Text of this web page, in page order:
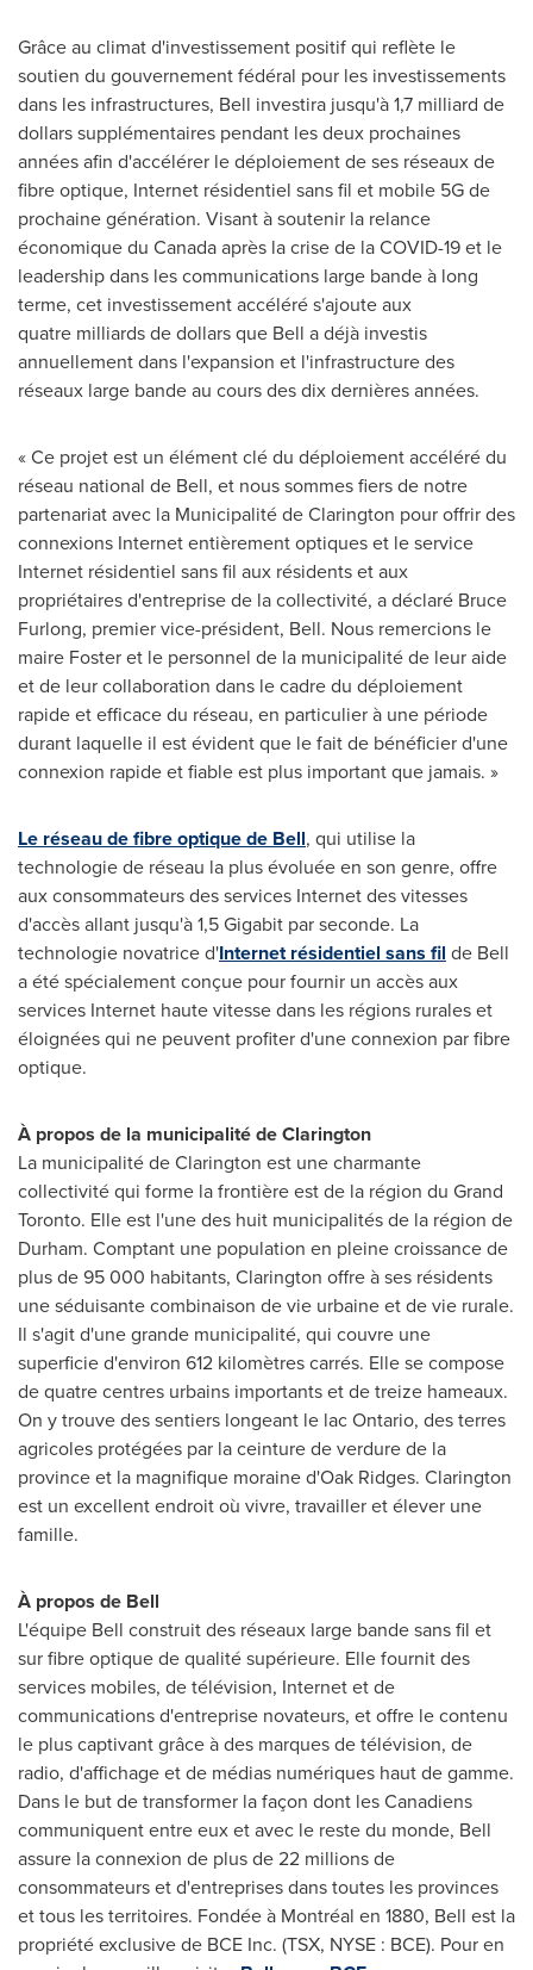
Grâce au climat d'investissement positif qui reflète le
soutien du gouvernement fédéral pour les investissements
dans les infrastructures, Bell investira jusqu'à 1,7 milliard de
dollars supplémentaires pendant les deux prochaines
années afin d'accélérer le déploiement de ses réseaux de
fibre optique, Internet résidentiel sans fil et mobile 5G de
prochaine génération. Visant à soutenir la relance
économique du Canada après la crise de la COVID-19 et le
leadership dans les communications large bande à long
terme, cet investissement accéléré s'ajoute aux
quatre milliards de dollars que Bell a déjà investis
annuellement dans l'expansion et l'infrastructure des
réseaux large bande au cours des dix dernières années.
« Ce projet est un élément clé du déploiement accéléré du
réseau national de Bell, et nous sommes fiers de notre
partenariat avec la Municipalité deClarington pour offrir des
connexions Internet entièrement optiques et le service
Internet résidentiel sans fil aux résidents et aux
propriétaires d'entreprise de la collectivité, a déclaré Bruce
Furlong, premier vice-président, Bell. Nous remercions le
maire Foster et le personnel de la municipalité de leur aide
et de leur collaboration dans le cadre du déploiement
rapide et efficace du réseau, en particulier à une période
durant laquelle il est évident que le fait de bénéficier d'une
connexion rapide et fiable est plus important que jamais. »
Le réseau de fibre optique de Bell, qui utilise la
technologie de réseau la plus évoluée en son genre, offre
aux consommateurs des services Internet des vitesses
d'accès allant jusqu'à 1,5 Gigabit par seconde. La
technologie novatrice d'Internet résidentiel sans fil de Bell
a été spécialement conçue pour fournir un accès aux
services Internet haute vitesse dans les régions rurales et
éloignées qui ne peuvent profiter d'une connexion par fibre
optique.
À propos de la municipalité deClarington
La municipalité deClarington est une charmante
collectivité qui forme la frontière est de la région du Grand
Toronto. Elle est l'une des huit municipalités de la région de
Durham. Comptant une population en pleine croissance de
plus de 95 000 habitants, Clarington offre à ses résidents
une séduisante combinaison de vie urbaine et de vie rurale.
Il s'agit d'une grande municipalité, qui couvre une
superficie d'environ 612 kilomètres carrés. Elle se compose
de quatre centres urbains importants et de treize hameaux.
On y trouve des sentiers longeant le lac Ontario, des terres
agricoles protégées par la ceinture de verdure de la
province et la magnifique moraine d'Oak Ridges. Clarington
est un excellent endroit où vivre, travailler et élever une
famille.
À propos de Bell
L'équipe Bell construit des réseaux large bande sans fil et
sur fibre optique de qualité supérieure. Elle fournit des
services mobiles, de télévision, Internet et de
communications d'entreprise novateurs, et offre le contenu
le plus captivant grâce à des marques de télévision, de
radio, d'affichage et de médias numériques haut de gamme.
Dans le but de transformer la façon dont les Canadiens
communiquent entre eux et avec le reste du monde, Bell
assure la connexion de plus de 22 millions de
consommateurs et d'entreprises dans toutes les provinces
et tous les territoires. Fondée à Montréal en 1880, Bell est la
propriété exclusive de BCE Inc. (TSX, NYSE : BCE). Pour en